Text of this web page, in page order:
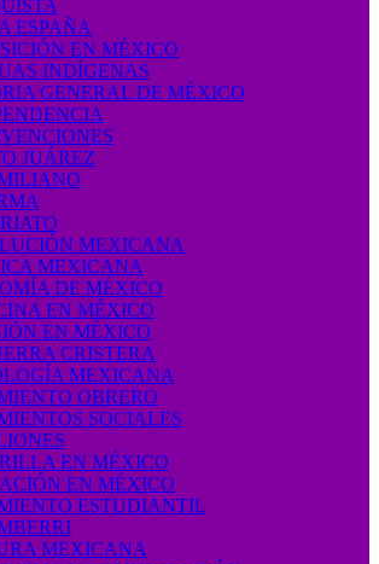
ESPAÑA
EN MÉXICO
INDÍGENAS
GENERAL DE MÉXICO
JUÁREZ
MEXICANA
MEXICANA
DE MÉXICO
EN MÉXICO
EN MÉXICO
CRISTERA
MEXICANA
OBRERO
SOCIALES
EN MÉXICO
EN MÉXICO
ESTUDIANTIL
MEXICANA